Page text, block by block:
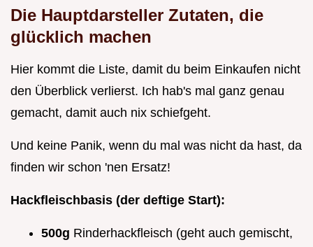
Die Hauptdarsteller Zutaten, die
glücklich machen
Hier kommt die Liste, damit du beim Einkaufen nicht
den Überblick verlierst. Ich hab's mal ganz genau
gemacht, damit auch nix schiefgeht.
Und keine Panik, wenn du mal was nicht da hast, da
finden wir schon 'nen Ersatz!
Hackfleischbasis (der deftige Start):
500g Rinderhackfleisch (geht auch gemischt,